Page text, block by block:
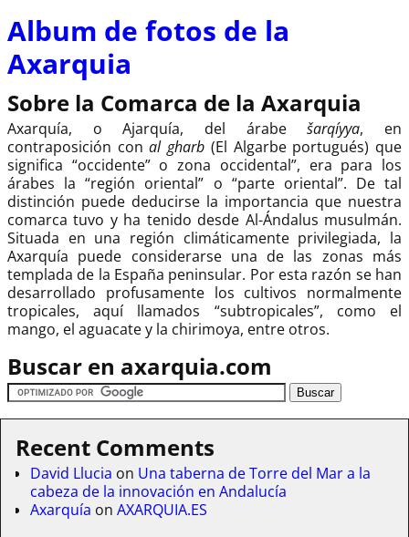
Album de fotos de la
Axarquia
Sobre la Comarca de la Axarquia
Axarquía, o Ajarquía, del árabešarqíyya, en
contraposición conal gharb (El Algarbe portugués) que
significa “occidente” o zona occidental”, era para los
árabes la “región oriental” o “parte oriental”. De tal
distinción puede deducirse la importancia que nuestra
comarca tuvo y ha tenido desde Al-Ándalus musulmán.
Situada en una región climáticamente privilegiada, la
Axarquía puede considerarse una de las zonas más
templada de la España peninsular. Por esta razón se han
desarrollado profusamente los cultivos normalmente
tropicales, aquí llamados “subtropicales”, como el
mango, el aguacate y la chirimoya, entre otros.
Buscar en axarquia.com
Recent Comments
David Llucia on Una taberna de Torre del Mar a la
cabeza de la innovación en Andalucía
Axarquía on AXARQUIA.ES